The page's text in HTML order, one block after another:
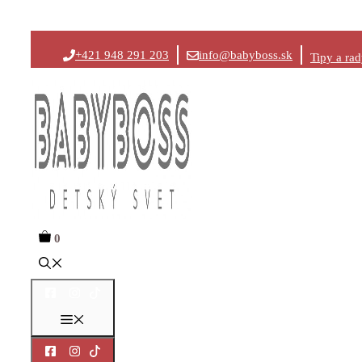
na
+421 948 291 203 info@babyboss.sk Tipy a
0